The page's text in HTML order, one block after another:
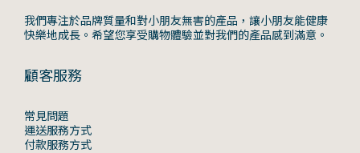
我們專注於品牌質量和對小朋友無害的產品，讓小朋友能健康
快樂地成長。希望您享受購物體驗並對我們的產品感到滿意。
顧客服務
常見問題
運送服務方式
付款服務方式